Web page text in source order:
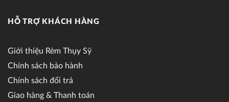
HỖ TRỢ KHÁCH HÀNG
Giới thiệu Rèm Thụy Sỹ
Chính sách bảo hành
Chính sách đổi trả
Giao hàng & Thanh toán